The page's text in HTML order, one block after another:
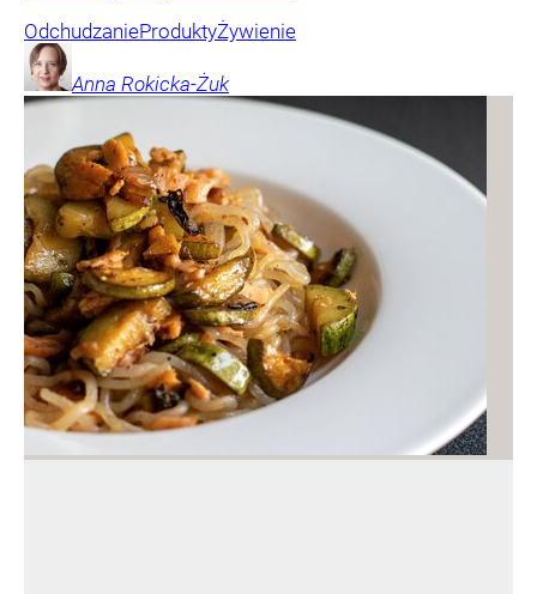
OdchudzanieProduktyŻywienie
Anna Rokicka-Żuk